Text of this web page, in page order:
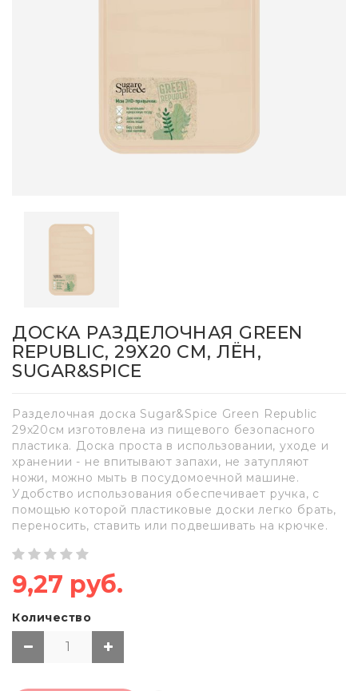
ДОСКА РАЗДЕЛОЧНАЯ GREEN
REPUBLIC, 29Х20 СМ, ЛЁН,
SUGAR&SPICE
Разделочная доска Sugar&Spice Green Republic
29х20см изготовлена из пищевого безопасного
пластика. Доска проста в использовании, уходе и
хранении - не впитывают запахи, не затупляют
ножи, можно мыть в посудомоечной машине.
Удобство использования обеспечивает ручка, с
помощью которой пластиковые доски легко брать,
переносить, ставить или подвешивать на крючке.
9,27 руб.
Количество